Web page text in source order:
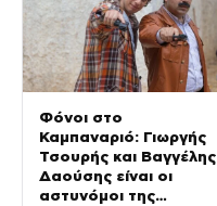
Φόνοι στο
Καμπαναριό: Γιωργής
Τσουρής και Βαγγέλης
Δαούσης είναι οι
αστυνόμοι της